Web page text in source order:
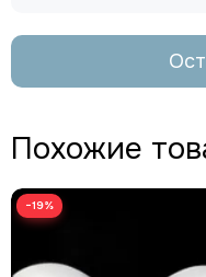
Похожие
−19%